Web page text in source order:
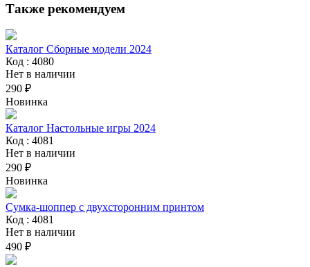
Также рекомендуем
Каталог Сборные модели 2024
Код : 4080
Нет в наличии
290 ₽
Новинка
Каталог Настольные игры 2024
Код : 4081
Нет в наличии
290 ₽
Новинка
Сумка-шоппер с двухсторонним принтом
Код : 4081
Нет в наличии
490 ₽